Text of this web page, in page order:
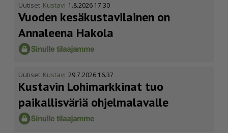
Uutiset Kustavi 1.8.2026 17.30
Vuoden kesäkus­ta­vi­lainen on
Annaleena Hakola
Uutiset Kustavi 29.7.2026 16.37
Kustavin Lohimarkkinat tuo
paikallisväriä ohjelmalavalle